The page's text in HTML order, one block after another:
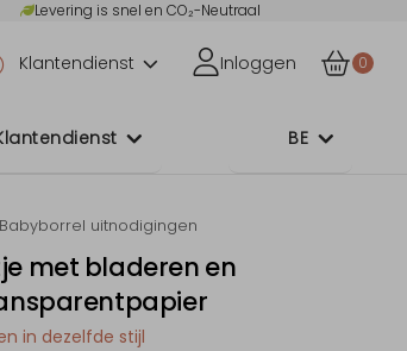
Levering is snel en CO₂-Neutraal
Klantendienst Inloggen 0
BE
Babyborrel uitnodigingen
met bladeren en
in dezelfde stijl